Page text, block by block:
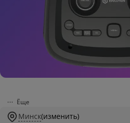
Ёще
Минск(изменить)